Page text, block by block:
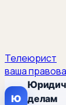
Телеюрист
ваша
Ю делам